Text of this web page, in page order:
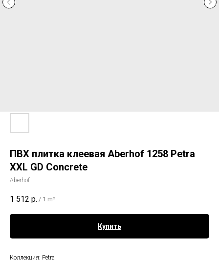
ПВХ плитка клеевая Aberhof 1258 Petra
XXL GD Concrete
Aberhof
1 512 р. / 1 m²
Купить
Коллекция: Petra